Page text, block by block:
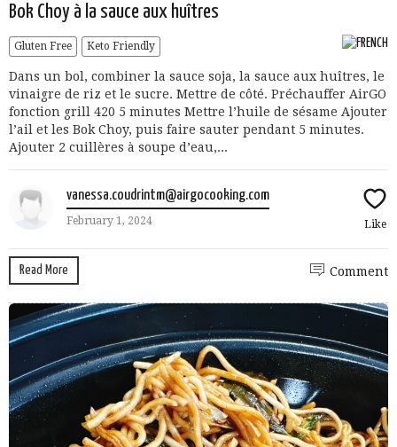
Bok Choy à la sauce aux huîtres
Gluten Free Keto Friendly
Dans un bol, combiner la sauce soja, la sauce aux huîtres, le
vinaigre de riz et le sucre. Mettre de côté. Préchauffer AirGO
fonction grill 420 5 minutes Mettre l’huile de sésame Ajouter
l’ail et les Bok Choy, puis faire sauter pendant 5 minutes.
Ajouter 2 cuillères à soupe d’eau,...
vanessa.coudrintm@airgocooking.com
February 1, 2024 Like
Read More Comment